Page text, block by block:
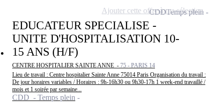
EDUCATEUR SPECIALISE -
UNITE D'HOSPITALISATION 10-
15 ANS (H/F)
CENTRE HOSPITALIER SAINTE ANNE - 75 - PARIS 14
Lieu de travail : Centre hospitalier Sainte Anne 75014 Paris Organisation du travail :
De jour horaires variables / Horaires : 9h-16h30 ou 9h30-17h 1 week-end travaillé /
mois et 1 soirée par semaine...
CDD - Temps plein
CDDTemps plein
Ajouter cette offre à ma sélection